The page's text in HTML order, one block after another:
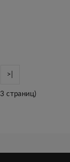
>|
страниц)